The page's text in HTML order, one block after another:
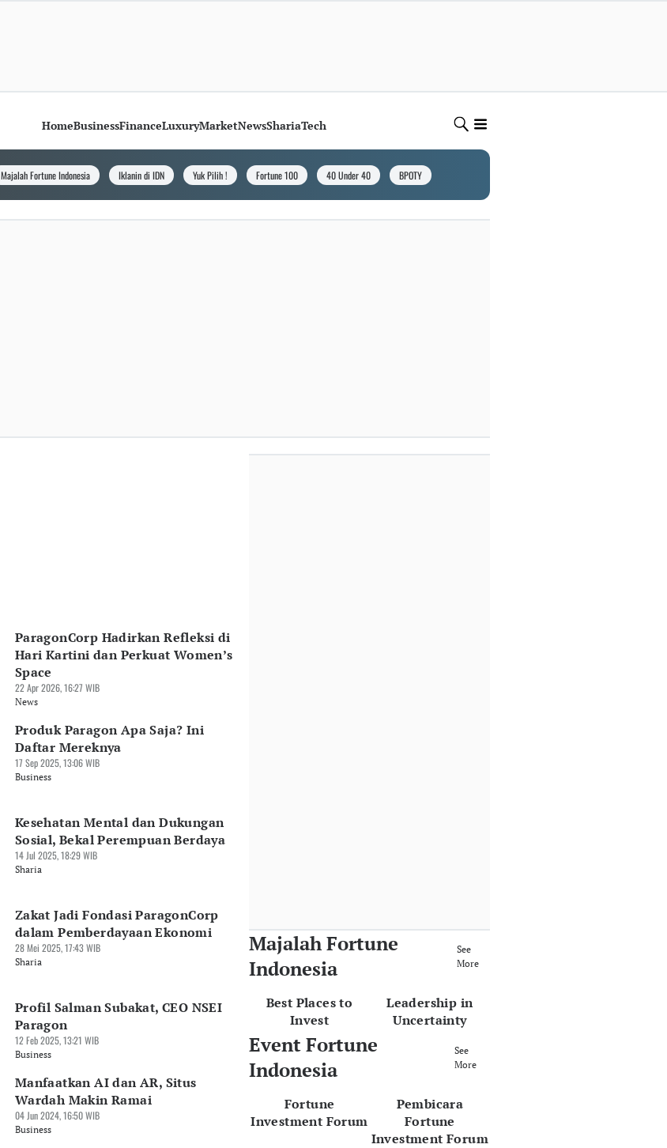
HomeBusinessFinanceLuxuryMarketNewsShariaTech
Majalah Fortune Indonesia Iklanin di IDN Yuk Pilih ! Fortune 100 40 Under 40 BPOTY
ParagonCorp Hadirkan Refleksi di
Hari Kartini dan Perkuat Women’s
Space
22 Apr 2026, 16:27 WIB
News
Produk Paragon Apa Saja? Ini
Daftar Mereknya
17 Sep 2025, 13:06 WIB
Business
Kesehatan Mental dan Dukungan
Sosial, Bekal Perempuan Berdaya
14 Jul 2025, 18:29 WIB
Sharia
Zakat Jadi Fondasi ParagonCorp
dalam Pemberdayaan Ekonomi
28 Mei 2025, 17:43 WIB
Sharia
Profil Salman Subakat, CEO NSEI
Paragon
12 Feb 2025, 13:21 WIB
Business
Manfaatkan AI dan AR, Situs
Wardah Makin Ramai
04 Jun 2024, 16:50 WIB
Business
Majalah Fortune
Indonesia
See
More
Best Places to
Invest
Leadership in
Uncertainty
Event Fortune
Indonesia
See
More
Fortune
Investment Forum
Pembicara
Fortune
Investment Forum